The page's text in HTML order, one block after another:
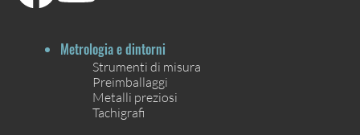
Metrologia e dintorni
Strumenti di misura
Preimballaggi
Metalli preziosi
Tachigrafi